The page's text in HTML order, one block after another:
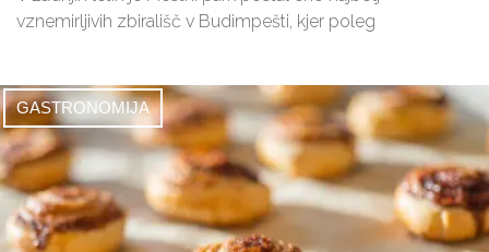
vznemirljivih zbirališč v Budimpešti, kjer poleg
GASTRONOMIJA